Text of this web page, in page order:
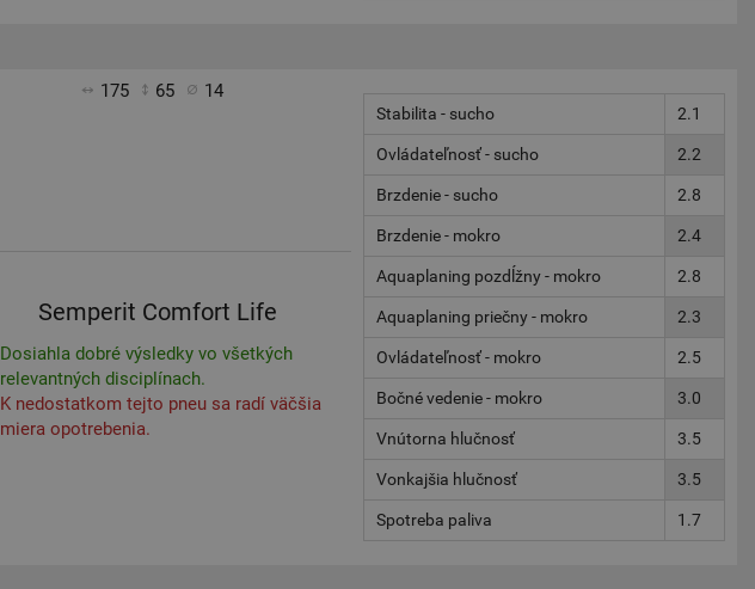
175 65 14
Semperit Comfort Life
Dosiahla dobré výsledky vo všetkých
relevantných disciplínach.
K nedostatkom tejto pneu sa radí väčšia
miera opotrebenia.
Stabilita - sucho 2.1
Ovládateľnosť - sucho 2.2
Brzdenie - sucho 2.8
Brzdenie - mokro 2.4
Aquaplaning pozdĺžny - mokro 2.8
Aquaplaning priečny - mokro 2.3
Ovládateľnosť - mokro 2.5
Bočné vedenie - mokro 3.0
Vnútorna hlučnosť 3.5
Vonkajšia hlučnosť 3.5
Spotreba paliva 1.7